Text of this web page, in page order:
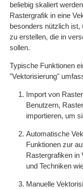
beliebig skaliert
Rastergrafik in eine
besonders nützlich ist,
zu erstellen, die in
sollen.
Typische Funktionen
"Vektorisierung"
Import von
Benutzern,
importieren, um
Automatische
Funktionen zur
Rastergrafiken in
und Techniken
Manuelle